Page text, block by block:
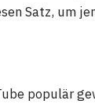
Satz, um
populär